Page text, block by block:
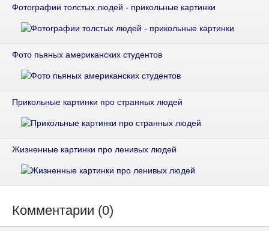
Фотографии толстых людей - прикольные картинки
Фото пьяных американских студентов
Прикольные картинки про странных людей
Жизненные картинки про ленивых людей
Комментарии (0)